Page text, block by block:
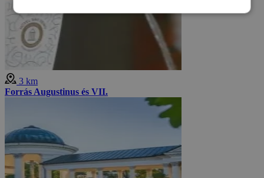
3 km
Forrás Augustinus és VII.